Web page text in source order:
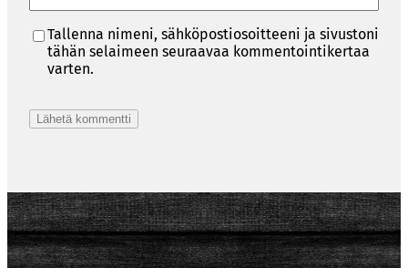
Tallenna nimeni, sähköpostiosoitteeni ja sivustoni
tähän selaimeen seuraavaa kommentointikertaa
varten.